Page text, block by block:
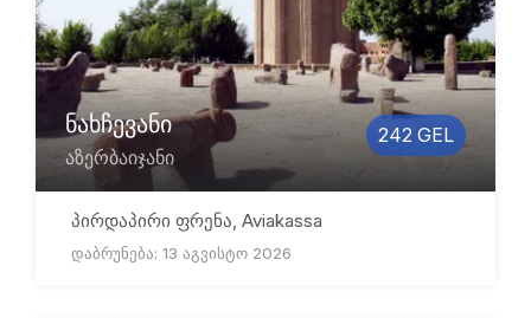
ნახჩევანი
აზერბაიჯანი
242 GEL
პირდაპირი ფრენა, Aviakassa
დაბრუნება: 13 აგვისტო 2026